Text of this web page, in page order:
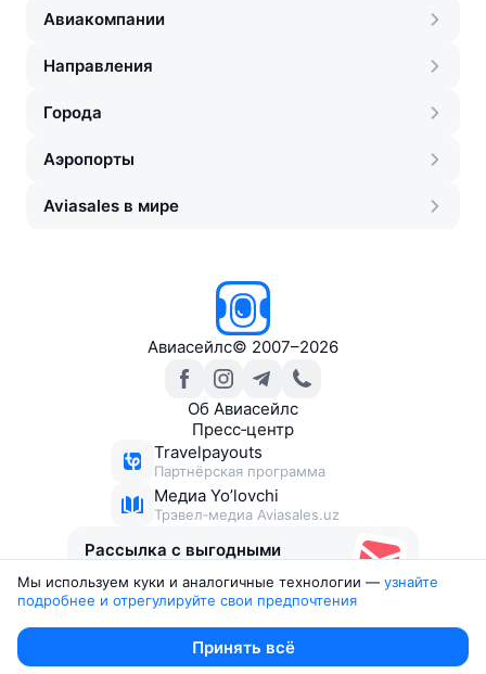
Авиакомпании
Направления
Города
Аэропорты
Aviasales в мире
Авиасейлс© 2007–2026
Об Авиасейлс
Пресс‑центр
Travelpayouts
Партнёрская программа
Медиа Yo’lovchi
Трэвел‑медиа Aviasales.uz
Рассылка с выгодными
Юридические документы
Мы используем куки и аналогичные технологии — узнайте
подробнее и отрегулируйте свои предпочтения
Принять всё